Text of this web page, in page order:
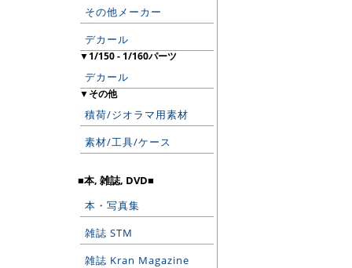
その他メーカー
デカール
▼1/150 - 1/160パーツ
デカール
▼その他
積荷/ジオラマ用素材
素材/工具/ケース
■本, 雑誌, DVD■
本・写真集
雑誌 STM
雑誌 Kran Magazine